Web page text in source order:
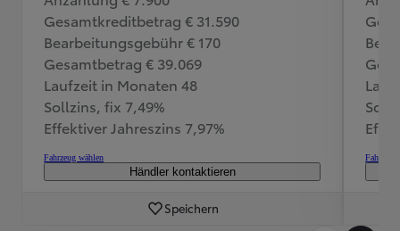
Gesamtkreditbetrag € 31.590
Bearbeitungsgebühr € 170
Gesamtbetrag € 39.069
Laufzeit in Monaten 48
Sollzins, fix 7,49%
Effektiver Jahreszins 7,97%
Fahrzeug wählen
Händler kontaktieren
Speichern
Fahrzeug